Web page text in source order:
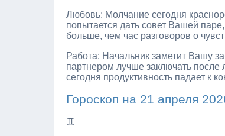
Любовь: Молчание сегодня
попытается дать совет Вашей
больше, чем час разговоров о
Работа: Начальник заметит Вашу
партнером лучше заключать
сегодня продуктивность падает к
Гороскоп на 21 апреля
♊